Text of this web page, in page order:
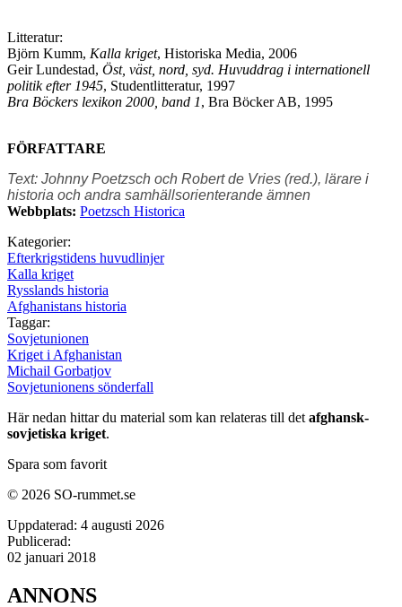
Litteratur:
Björn Kumm, Kalla kriget, Historiska Media, 2006
Geir Lundestad, Öst, väst, nord, syd. Huvuddrag i internationell
politik efter 1945, Studentlitteratur, 1997
Bra Böckers lexikon 2000, band 1, Bra Böcker AB, 1995
FÖRFATTARE
Text: Johnny Poetzsch och Robert de Vries (red.), lärare i
historia och andra samhällsorienterande ämnen
Webbplats: Poetzsch Historica
Kategorier:
Efterkrigstidens huvudlinjer
Kalla kriget
Rysslands historia
Afghanistans historia
Taggar:
Sovjetunionen
Kriget i Afghanistan
Michail Gorbatjov
Sovjetunionens sönderfall
Här nedan hittar du material som kan relateras till det afghansk-
sovjetiska kriget.
Spara som favorit
© 2026 SO-rummet.se
Uppdaterad: 4 augusti 2026
Publicerad:
02 januari 2018
ANNONS